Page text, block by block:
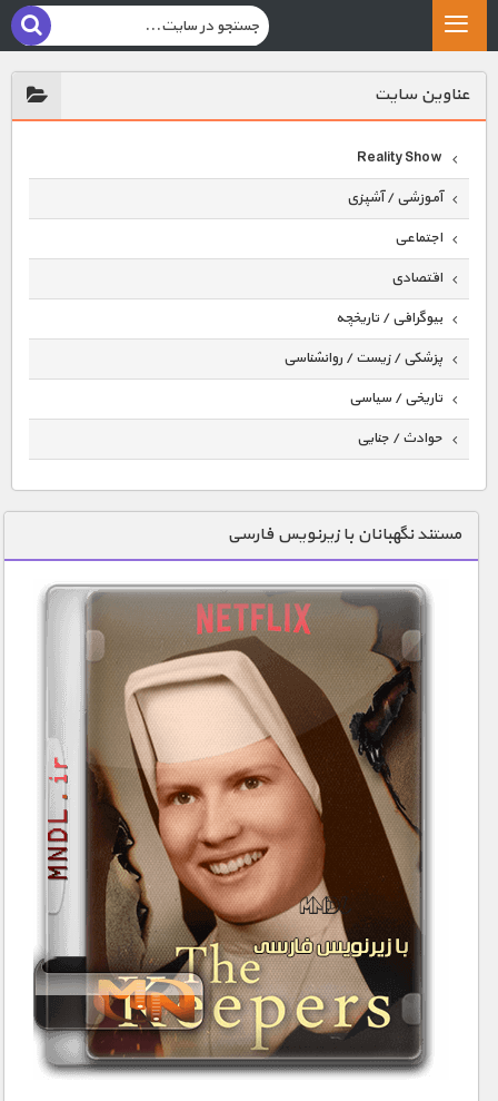
عناوين سايت
Reality Show
آموزشی / آشپزی
اجتماعی
اقتصادی
بیوگرافی / تاریخچه
پزشکی / زیست / روانشناسی
تاریخی / سیاسی
حوادث / جنایی
دنیای خوراکی ها
زمین شناسی / محیط زیست
سازه/ معماری/ مهندسی
سرگرمی
شناخت کودکان
طبیعت
علم و فناوری
فرهنگ / هنر
کیهان / نجوم
گردشگری
ماورایی
مسابقات / ورزشی
مستند های اختصاصی
مستند نگهبانان با زیرنویس فارسی